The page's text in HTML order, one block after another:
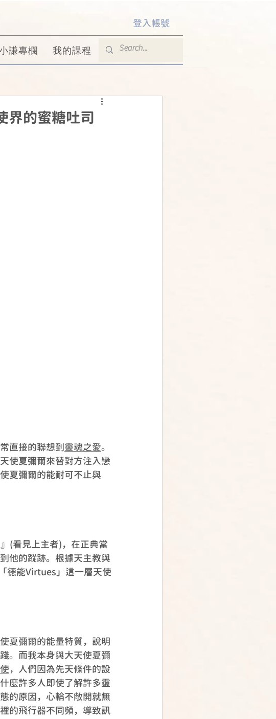
登入帳號
謙專欄 我的課程
的蜜糖吐司
直接的聯想到靈魂之愛。
使夏彌爾來替對方注入戀
夏彌爾的能耐可不止與
(看見上主者)，在正典當
他的蹤跡。根據天主教與
德能Virtues」這一層天使
夏彌爾的能量特質，說明
。而我本身與大天使夏彌
，人們因為先天條件的設
麼許多人即使了解許多靈
的原因，心輪不敞開就無
的飛行器不同頻，導致訊